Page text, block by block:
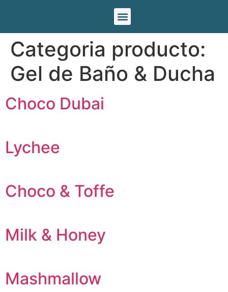
Categoria producto:
Gel de Baño & Ducha
Choco Dubai
Lychee
Choco & Toffe
Milk & Honey
Mashmallow